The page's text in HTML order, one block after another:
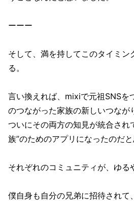
ーーー
そして、満を持してこのタイミン
る。
言い換えれば、mixiで元祖SNSを
のつながった家族の新しいつなが
ついにその両方の知見が統合され
族”のためのアプリになったのだと
それぞれのコミュニティが、ゆる
僕自身も自分の兄弟に招待されて